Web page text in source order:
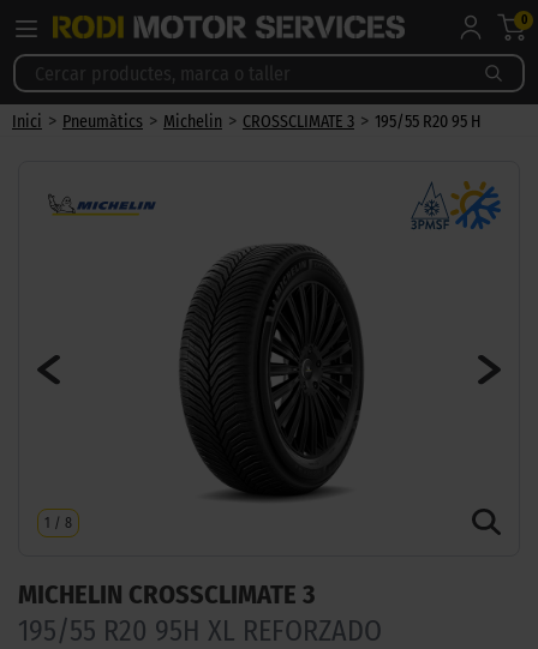
0
Inici > Pneumàtics > Michelin > CROSSCLIMATE 3 > 195/55 R20 95 H
1 / 8
MICHELIN CROSSCLIMATE 3
195/55 R20 95H XL REFORZADO